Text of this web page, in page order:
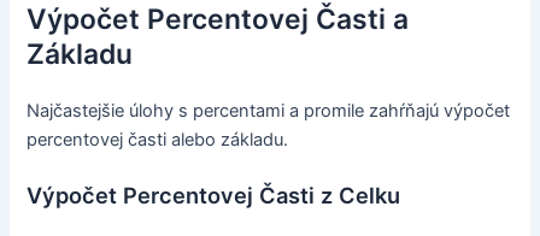
Výpočet Percentovej Časti a
Základu
Najčastejšie úlohy s percentami a promile zahŕňajú výpočet
percentovej časti alebo základu.
Výpočet Percentovej Časti z Celku